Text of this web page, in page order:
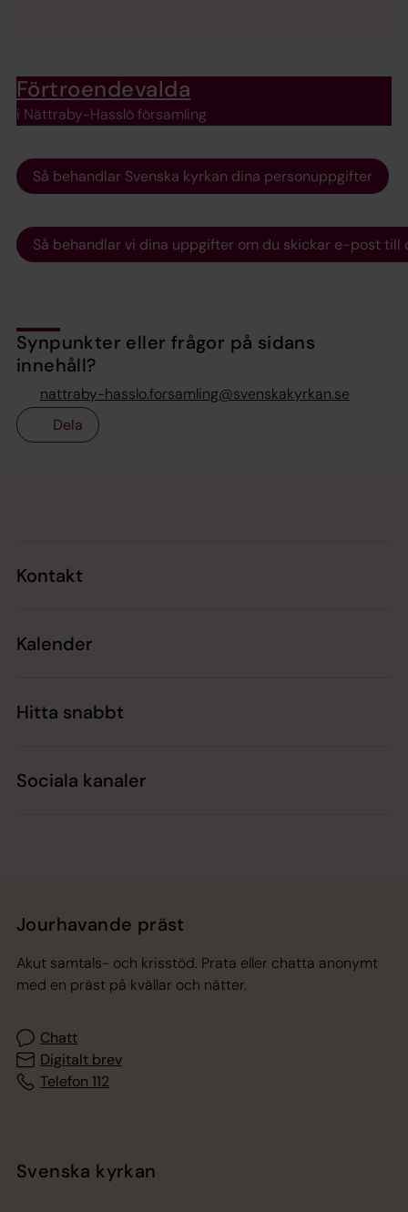
Förtroendevalda
i Nättraby-Hasslö församling
Så behandlar Svenska kyrkan dina personuppgifter
Så behandlar vi dina uppgifter om du skickar e-post till
Synpunkter eller frågor på sidans
innehåll?
nattraby-hasslo.forsamling@svenskakyrkan.se
Dela
Kontakt
Kalender
Hitta snabbt
Sociala kanaler
Jourhavande präst
Akut samtals- och krisstöd. Prata eller chatta anonymt
med en präst på kvällar och nätter.
Chatt
Digitalt brev
Telefon 112
Svenska kyrkan